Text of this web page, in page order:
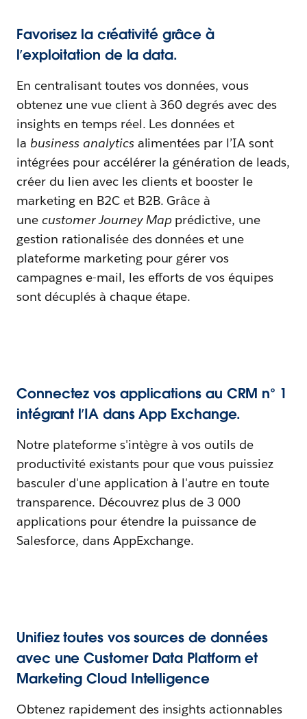
Favorisez la créativité grâce à
l’exploitation de la data.
En centralisant toutes vos données, vous
obtenez une vue client à 360 degrés avec des
insights en temps réel. Les données et
la business analyticsalimentées par l’IA sont
intégrées pour accélérer la génération de leads,
créer du lien avec les clients et booster le
marketing en B2C et B2B. Grâce à
une customer Journey Mapprédictive, une
gestion rationalisée des données et une
plateforme marketing pour gérer vos
campagnes e-mail, les efforts de vos équipes
sont décuplés à chaque étape.
Connectez vos applications au CRM n° 1
intégrant l’IA dans App Exchange.
Notre plateforme s'intègre à vos outils de
productivité existants pour que vous puissiez
basculer d'une application à l'autre en toute
transparence. Découvrez plus de 3 000
applications pour étendre la puissance de
Salesforce, dans AppExchange.
Unifiez toutes vos sources de données
avec une Customer Data Platform et
Marketing Cloud Intelligence
Obtenez rapidement des insights actionnables